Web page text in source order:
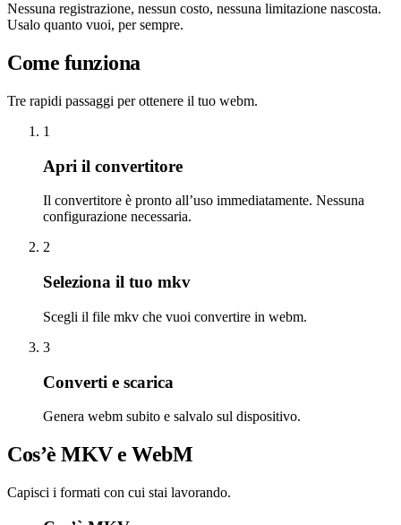
Nessuna registrazione, nessun costo, nessuna limitazione nascosta.
Usalo quanto vuoi, per sempre.
Come funziona
Tre rapidi passaggi per ottenere il tuo webm.
1
Apri il convertitore
Il convertitore è pronto all’uso immediatamente. Nessuna
configurazione necessaria.
2
Seleziona il tuo mkv
Scegli il file mkv che vuoi convertire in webm.
3
Converti e scarica
Genera webm subito e salvalo sul dispositivo.
Cos’è MKV e WebM
Capisci i formati con cui stai lavorando.